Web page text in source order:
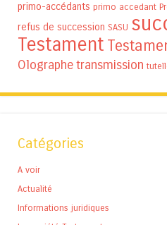
primo-accédants primo accedant
refus de succession SASU
Testament
Olographetransmission
Catégories
A voir
Actualité
Informations juridiques